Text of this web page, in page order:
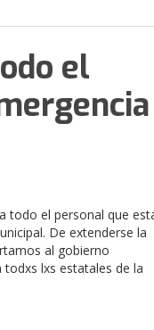
el
todo el personal que
De extenderse la
al gobierno
lxs estatales de la